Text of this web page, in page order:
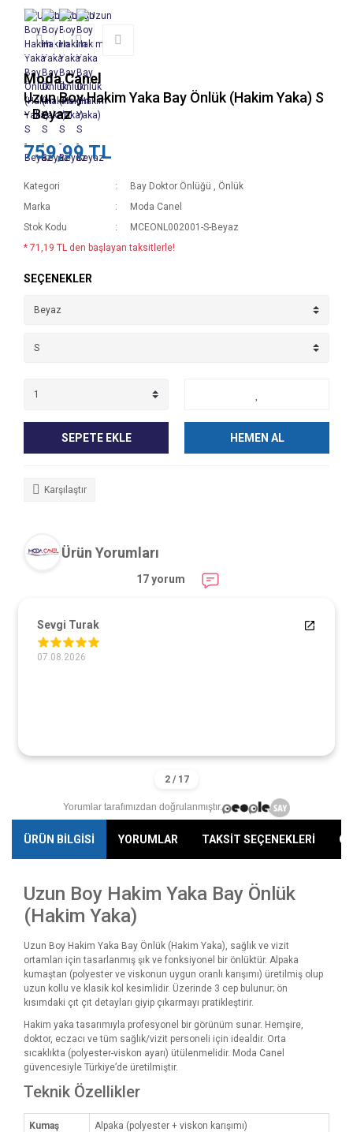
Moda Canel
Uzun Boy Hakim Yaka Bay Önlük (Hakim Yaka) S
- Beyaz
759,99 TL
Kategori Bay Doktor Önlüğü , Önlük
Marka
Moda Canel
Stok Kodu
MCEONL002001-S-Beyaz
* 71,19 TL den başlayan taksitlerle!
SEÇENEKLER
SEPETE EKLE HEMEN AL
Karşılaştır
Ürün Yorumları
17 yorum
Sevgi Turak
07.08.2026
Yorumlar tarafımızdan doğrulanmıştır.
ÜRÜN BİLGİSİ YORUMLAR TAKSİT SEÇENEKLERİ
Uzun Boy Hakim Yaka Bay Önlük
(Hakim Yaka)
Uzun Boy Hakim Yaka Bay Önlük (Hakim Yaka), sağlık ve vizit
ortamları için tasarlanmış şık ve fonksiyonel bir önlüktür. Alpaka
kumaştan (polyester ve viskonun uygun oranlı karışımı) üretilmiş olup
uzun kollu ve klasik kol kesimlidir. Üzerinde 3 cep bulunur; ön
kısımdaki çıt çıt detayları giyip çıkarmayı pratikleştirir.
Hakim yaka tasarımıyla profesyonel bir görünüm sunar. Hemşire,
doktor, eczacı ve tüm sağlık/vizit personeli için idealdir. Orta
sıcaklıkta (polyester-viskon ayarı) ütülenmelidir. Moda Canel
güvencesiyle Türkiye’de üretilmiştir.
Teknik Özellikler
Kumaş Alpaka (polyester + viskon karışımı)